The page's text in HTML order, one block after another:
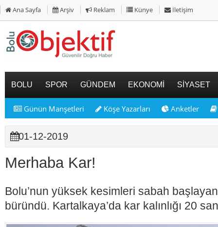
Ana Sayfa Arşiv Reklam Künye İletişim
BOLU SPOR GÜNDEM EKONOMİ SİYASET
Günün Manşetleri Köşe Yazarları Anketler
01-12-2019
Merhaba Kar!
Bolu’nun yüksek kesimleri sabah
büründü. Kartalkaya’da kar kalınlığı 20